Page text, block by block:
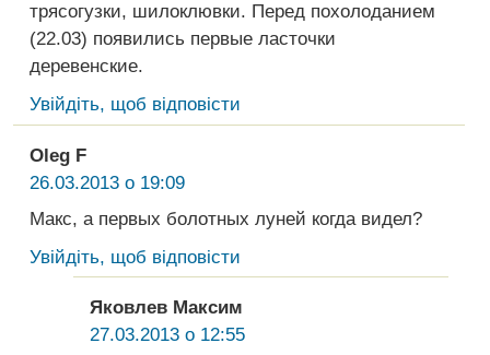
трясогузки, шилоклювки. Перед похолоданием
(22.03) появились первые ласточки
деревенские.
Увійдіть, щоб відповісти
Oleg F
26.03.2013 о 19:09
Макс, а первых болотных луней когда видел?
Увійдіть, щоб відповісти
Яковлев Максим
27.03.2013 о 12:55